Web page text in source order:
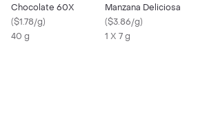
Chocolate 60X
($1.78/g)
40 g
Manzana Deliciosa
($3.86/g)
1 X 7 g